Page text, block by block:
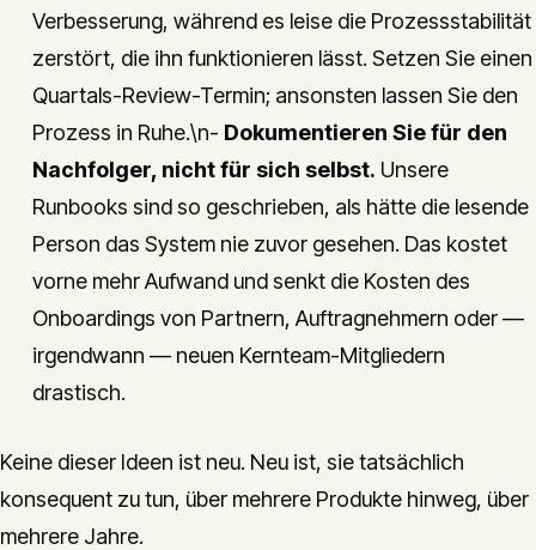
Verbesserung, während es leise die Prozessstabilität
zerstört, die ihn funktionieren lässt. Setzen Sie einen
Quartals-Review-Termin; ansonsten lassen Sie den
Prozess in Ruhe.\n- Dokumentieren Sie für den
Nachfolger, nicht für sich selbst. Unsere
Runbooks sind so geschrieben, als hätte die lesende
Person das System nie zuvor gesehen. Das kostet
vorne mehr Aufwand und senkt die Kosten des
Onboardings von Partnern, Auftragnehmern oder —
irgendwann — neuen Kernteam-Mitgliedern
drastisch.
Keine dieser Ideen ist neu. Neu ist, sie tatsächlich
konsequent zu tun, über mehrere Produkte hinweg, über
mehrere Jahre.